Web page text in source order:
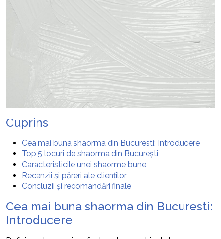
Cuprins
Cea mai buna shaorma din Bucuresti: Introducere
Top 5 locuri de shaorma din București
Caracteristicile unei shaorme bune
Recenzii și păreri ale clienților
Concluzii și recomandări finale
Cea mai buna shaorma din Bucuresti:
Introducere